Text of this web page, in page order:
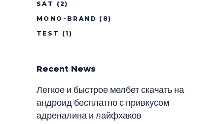
SAT
(2)
MONO-BRAND (8)
TEST
(1)
Recent News
Легкое и быстрое мелбет скачать на
андроид бесплатно с привкусом
адреналина и лайфхаков